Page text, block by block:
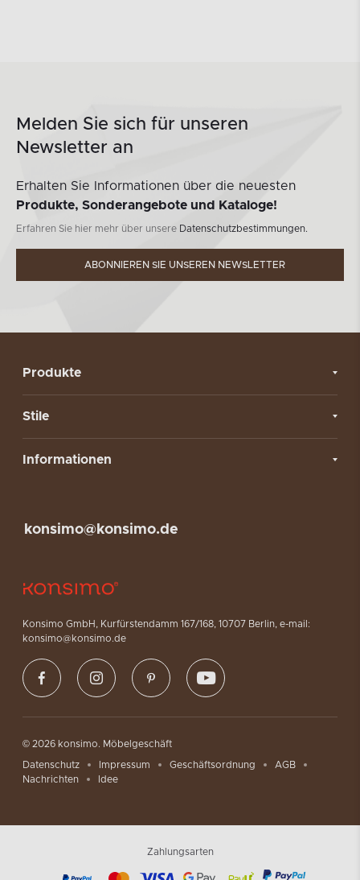
Melden Sie sich für unseren
Newsletter an
Erhalten Sie Informationen über die neuesten
Produkte, Sonderangebote und Kataloge!
Erfahren Sie hier mehr über unsere Datenschutzbestimmungen.
ABONNIEREN SIE UNSEREN NEWSLETTER
Produkte
Stile
Informationen
Konsimo GmbH, Kurfürstendamm 167/168, 10707 Berlin, e-mail:
konsimo@konsimo.de
konsimo@konsimo.de
© 2026 konsimo. Möbelgeschäft
Datenschutz Impressum Geschäftsordnung
AGB
Nachrichten
Idee
Zahlungsarten